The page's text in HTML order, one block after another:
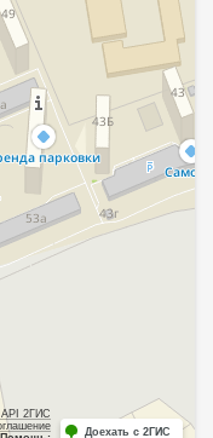
API 2ГИС
Доехать с 2ГИС